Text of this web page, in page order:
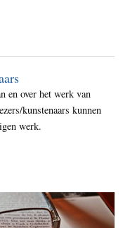
en over het werk van
kunstenaars kunnen
werk.